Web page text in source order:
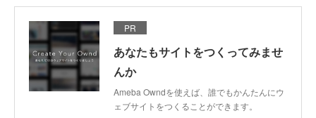
PR
あなたもサイトをつくってみませ
んか
Ameba Owndを使えば、誰でもかんたんにウ
ェブサイトをつくることができます。